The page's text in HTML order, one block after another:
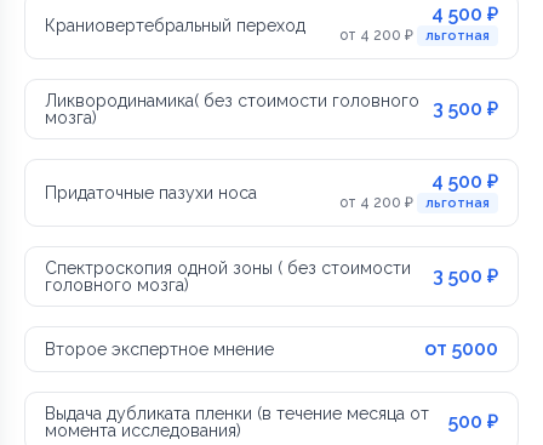
Краниовертебральный переход 4 500 ₽
от 4 200 ₽ льготная
Ликвородинамика( без стоимости головного
мозга)
3 500 ₽
Придаточные пазухи носа 4 500 ₽
от 4 200 ₽ льготная
Спектроскопия одной зоны ( без стоимости
головного мозга)
3 500 ₽
Второе экспертное мнение от 5000
Выдача дубликата пленки (в течение месяца от
момента исследования)
500 ₽